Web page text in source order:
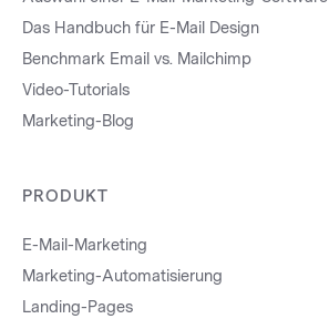
Das Handbuch für E-Mail Design
Benchmark Email vs. Mailchimp
Video-Tutorials
Marketing-Blog
PRODUKT
E-Mail-Marketing
Marketing-Automatisierung
Landing-Pages